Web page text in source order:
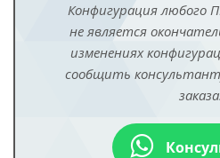
Конфигурация любого
не является
изменениях
сообщить
заказа.